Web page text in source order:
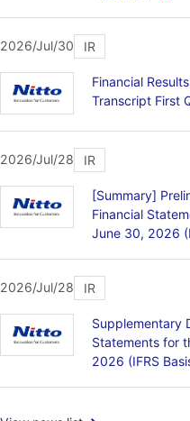
2026/Jul/30 IR
Financial
Transcript First
2026/Jul/28 IR
[Summary]
Financial
June 30, 2026
2026/Jul/28 IR
Supplementary
Statements for
2026 (IFRS